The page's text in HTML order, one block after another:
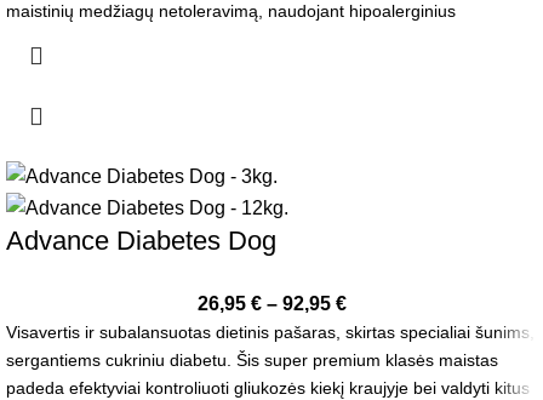
maistinių medžiagų netoleravimą, naudojant hipoalerginius
Advance Diabetes Dog
26,95 € – 92,95 €
Visavertis ir subalansuotas dietinis pašaras, skirtas specialiai šunims,
sergantiems cukriniu diabetu. Šis super premium klasės maistas
padeda efektyviai kontroliuoti gliukozės kiekį kraujyje bei valdyti kitus